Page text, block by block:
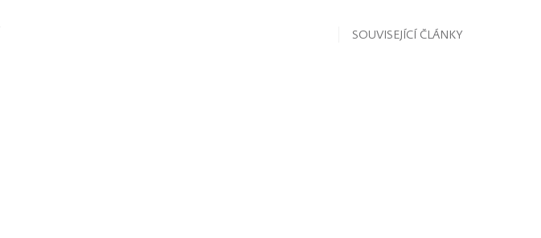
SOUVISEJÍCÍ ČLÁNKY